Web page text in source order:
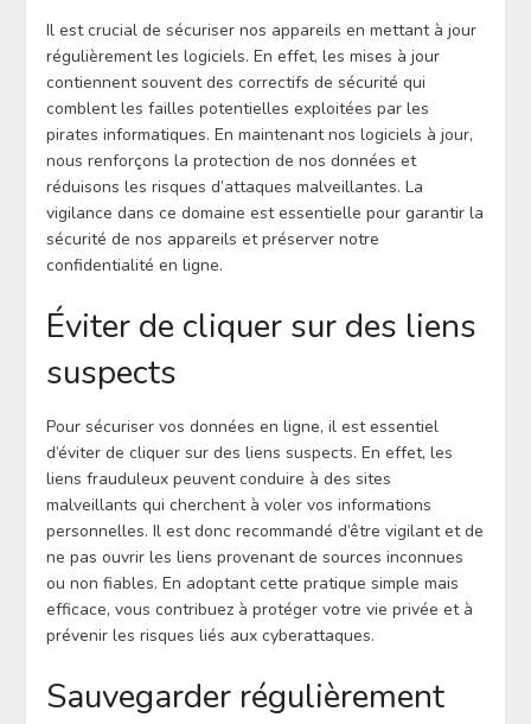
Il est crucial de sécuriser nos appareils en mettant à jour
régulièrement les logiciels. En effet, les mises à jour
contiennent souvent des correctifs de sécurité qui
comblent les failles potentielles exploitées par les
pirates informatiques. En maintenant nos logiciels à jour,
nous renforçons la protection de nos données et
réduisons les risques d’attaques malveillantes. La
vigilance dans ce domaine est essentielle pour garantir la
sécurité de nos appareils et préserver notre
confidentialité en ligne.
Éviter de cliquer sur des liens
suspects
Pour sécuriser vos données en ligne, il est essentiel
d’éviter de cliquer sur des liens suspects. En effet, les
liens frauduleux peuvent conduire à des sites
malveillants qui cherchent à voler vos informations
personnelles. Il est donc recommandé d’être vigilant et de
ne pas ouvrir les liens provenant de sources inconnues
ou non fiables. En adoptant cette pratique simple mais
efficace, vous contribuez à protéger votre vie privée et à
prévenir les risques liés aux cyberattaques.
Sauvegarder régulièrement